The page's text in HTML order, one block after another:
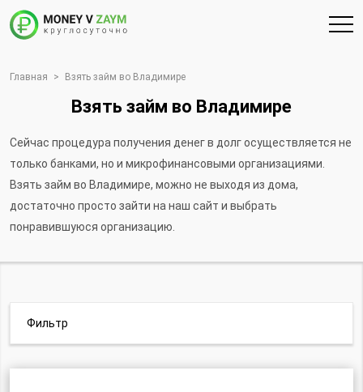
Главная > Взять займ во Владимире
Взять займ во Владимире
Сейчас процедура получения денег в долг осуществляется не
только банками, но и микрофинансовыми организациями.
Взять займ во Владимире, можно не выходя из дома,
достаточно просто зайти на наш сайт и выбрать
понравившуюся организацию.
Фильтр